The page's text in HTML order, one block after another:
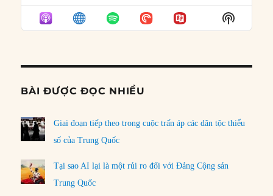
EPISODE
EPISODES
LIST
Show
Podcast
BÀI ĐƯỢC ĐỌC NHIỀU
Giai đoạn tiếp theo trong cuộc trấn áp các dân tộc thiểu
số của Trung Quốc
Tại sao AI lại là một rủi ro đối với Đảng Cộng sản
Trung Quốc